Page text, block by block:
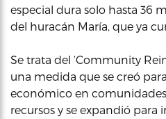
especial dura solo hasta 36
del huracán María, que ya
Se trata del ‘Community
una medida que se creó
económico en
recursos y se expandió para